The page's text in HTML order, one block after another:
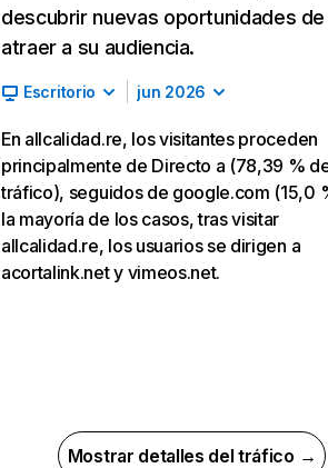
descubrir nuevas oportunidades de
atraer a su audiencia.
Escritorio jun 2026
En allcalidad.re, los visitantes proceden
principalmente de Directo a (78,39 %
tráfico), seguidos de google.com (15,0
la mayoría de los casos, tras visitar
allcalidad.re, los usuarios se dirigen a
acortalink.net y vimeos.net.
Mostrar detalles del tráfico →